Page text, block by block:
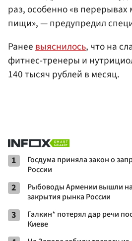
раз, особенно «в
пищи», — предупредил
Ранеевыяснилось, что на
фитнес-тренеры и
140 тысяч рублей в месяц.
1
Госдума приняла закон о
России
2
Рыбоводы Армении вышли на
закрытия рынка России
3
Галкин* потерял дар речи
Киеве